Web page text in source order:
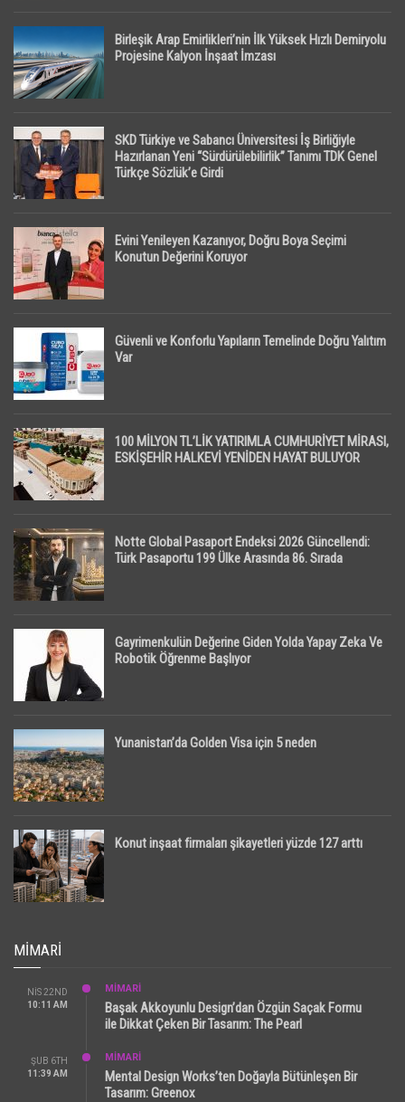
Birleşik Arap Emirlikleri’nin İlk Yüksek Hızlı Demiryolu
Projesine Kalyon İnşaat İmzası
SKD Türkiye ve Sabancı Üniversitesi İş Birliğiyle
Hazırlanan Yeni “Sürdürülebilirlik” Tanımı TDK Genel
Türkçe Sözlük’e Girdi
Evini Yenileyen Kazanıyor, Doğru Boya Seçimi
Konutun Değerini Koruyor
Güvenli ve Konforlu Yapıların Temelinde Doğru Yalıtım
Var
100 MİLYON TL’LİK YATIRIMLA CUMHURİYET MİRASI,
ESKİŞEHİR HALKEVİ YENİDEN HAYAT BULUYOR
Notte Global Pasaport Endeksi 2026 Güncellendi:
Türk Pasaportu 199 Ülke Arasında 86. Sırada
Gayrimenkulün Değerine Giden Yolda Yapay Zeka Ve
Robotik Öğrenme Başlıyor
Yunanistan’da Golden Visa için 5 neden
Konut inşaat firmaları şikayetleri yüzde 127 arttı
MIMARI
NIS 22ND
10:11 AM
MİMARİ
Başak Akkoyunlu Design’dan Özgün Saçak Formu
ile Dikkat Çeken Bir Tasarım: The Pearl
ŞUB 6TH
11:39 AM
MİMARİ
Mental Design Works’ten Doğayla Bütünleşen Bir
Tasarım: Greenox